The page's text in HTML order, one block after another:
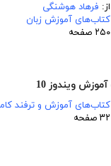
از: فرهاد هوشنگی
کتاب‌های آموزش زبان
۲۵۰ صفحه
ویندوز 10
کتاب‌های آموزش و ترفند
۳۲ صفحه